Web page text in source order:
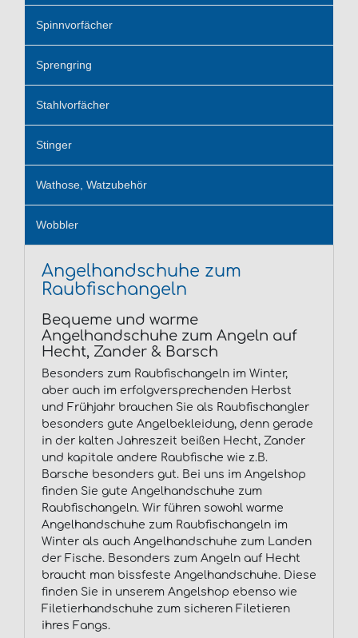
Spinnvorfächer
Sprengring
Stahlvorfächer
Stinger
Wathose, Watzubehör
Wobbler
Angelhandschuhe zum
Raubfischangeln
Bequeme und warme
Angelhandschuhe zum Angeln auf
Hecht, Zander & Barsch
Besonders zum Raubfischangeln im Winter,
aber auch im erfolgversprechenden Herbst
und Frühjahr brauchen Sie als Raubfischangler
besonders gute Angelbekleidung, denn gerade
in der kalten Jahreszeit beißen Hecht, Zander
und kapitale andere Raubfische wie z.B.
Barsche besonders gut. Bei uns im Angelshop
finden Sie gute Angelhandschuhe zum
Raubfischangeln. Wir führen sowohl warme
Angelhandschuhe zum Raubfischangeln im
Winter als auch Angelhandschuhe zum Landen
der Fische. Besonders zum Angeln auf Hecht
braucht man bissfeste Angelhandschuhe. Diese
finden Sie in unserem Angelshop ebenso wie
Filetierhandschuhe zum sicheren Filetieren
ihres Fangs.